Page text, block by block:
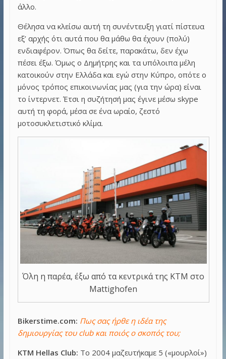
άλλο.
Θέλησα να κλείσω αυτή τη συνέντευξη γιατί πίστευα
εξ’ αρχής ότι αυτά που θα μάθω θα έχουν (πολύ)
ενδιαφέρον. Όπως θα δείτε, παρακάτω, δεν έχω
πέσει έξω. Όμως ο Δημήτρης και τα υπόλοιπα μέλη
κατοικούν στην Ελλάδα και εγώ στην Κύπρο, οπότε ο
μόνος τρόπος επικοινωνίας μας (για την ώρα) είναι
το ίντερνετ. Έτσι η συζήτησή μας έγινε μέσω skype
αυτή τη φορά, μέσα σε ένα ωραίο, ζεστό
μοτοσυκλετιστικό κλίμα.
Όλη η παρέα, έξω από τα κεντρικά της KTM στο
Mattighofen
Bikerstime.com: Πως σας ήρθε η ιδέα της
δημιουργίας του club και ποιός ο σκοπός του;
KTM Hellas Club: Το 2004 μαζευτήκαμε 5 («μουρλοί»)